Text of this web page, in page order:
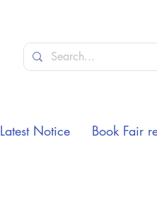
Latest Notice Book Fair